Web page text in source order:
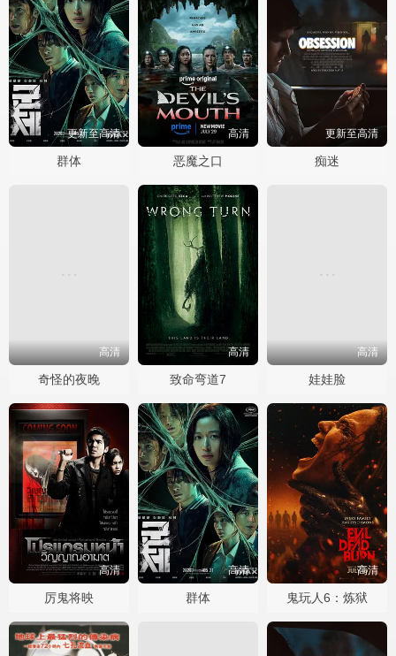
更新至高清
群体
高清
恶魔之口
更新至高清
痴迷
高清
奇怪的夜晚
高清
致命弯道7
高清
娃娃脸
高清
厉鬼将映
高清
群体
高清
鬼玩人6：炼狱